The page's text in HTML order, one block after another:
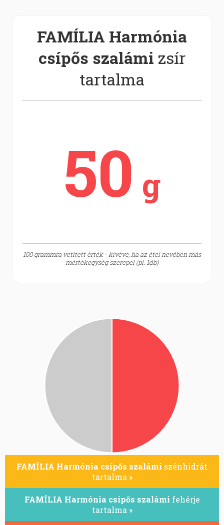
FAMÍLIA Harmónia
csípős szalámi zsír
tartalma
50 g
100 grammra vetített érték - kivéve, ha az étel nevében más
mértékegység szerepel (pl. 1db)
FAMÍLIA Harmónia csípős szalámi szénhidrát
tartalma »
FAMÍLIA Harmónia csípős szalámi fehérje
tartalma »